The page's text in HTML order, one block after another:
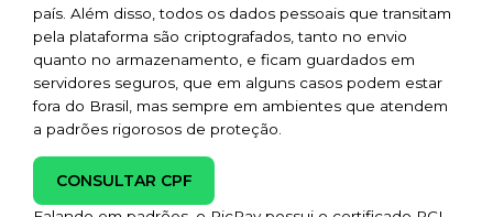
país. Além disso, todos os dados pessoais que transitam
pela plataforma são criptografados, tanto no envio
quanto no armazenamento, e ficam guardados em
servidores seguros, que em alguns casos podem estar
fora do Brasil, mas sempre em ambientes que atendem
a padrões rigorosos de proteção.
CONSULTAR CPF